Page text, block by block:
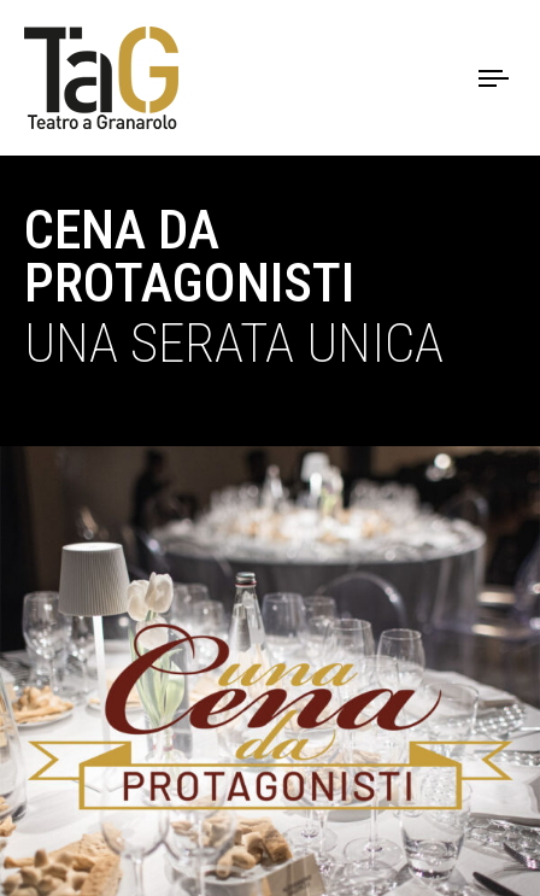
CENA DA
PROTAGONISTI
UNA SERATA UNICA